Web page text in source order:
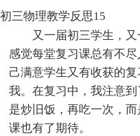
初三物理教学反思15
又一届初三学生，
感觉每堂复习课总有不
己满意学生又有收获的
我。在复习中，我注意
是炒旧饭，再吃一次，
课也有了期待。